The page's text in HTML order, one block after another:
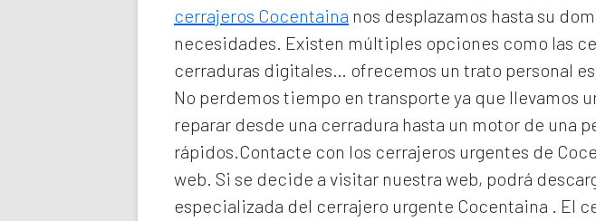
cerrajeros Cocentaina nos desplazamos hasta su
necesidades. Existen múltiples opciones como las
cerraduras digitales… ofrecemos un trato personal
No perdemos tiempo en transporte ya que llevamos
reparar desde una cerradura hasta un motor de una
rápidos.Contacte con los cerrajeros urgentes de
web. Si se decide a visitar nuestra web, podrá
especializada del cerrajero urgente Cocentaina . El